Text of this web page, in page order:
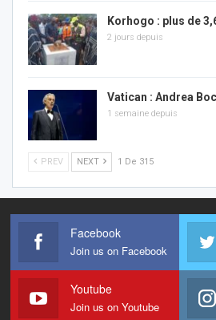
Korhogo : plus de
2 jours depuis
Vatican : Andrea
1 semaine depuis
PREV NEXT 1 De 315
Facebook
Join us on Facebook
Youtube
Join us on Youtube